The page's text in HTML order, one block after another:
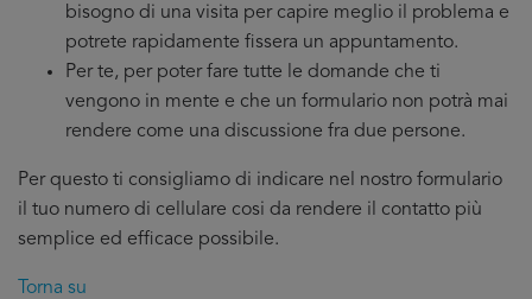
bisogno di una visita per capire meglio il problema e
potrete rapidamente fissera un appuntamento.
Per te, per poter fare tutte le domande che ti
vengono in mente e che un formulario non potrà mai
rendere come una discussione fra due persone.
Per questo ti consigliamo di indicare nel nostro formulario
il tuo numero di cellulare cosi da rendere il contatto più
semplice ed efficace possibile.
Torna su